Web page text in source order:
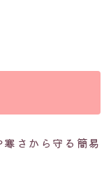
寒さから守る簡易